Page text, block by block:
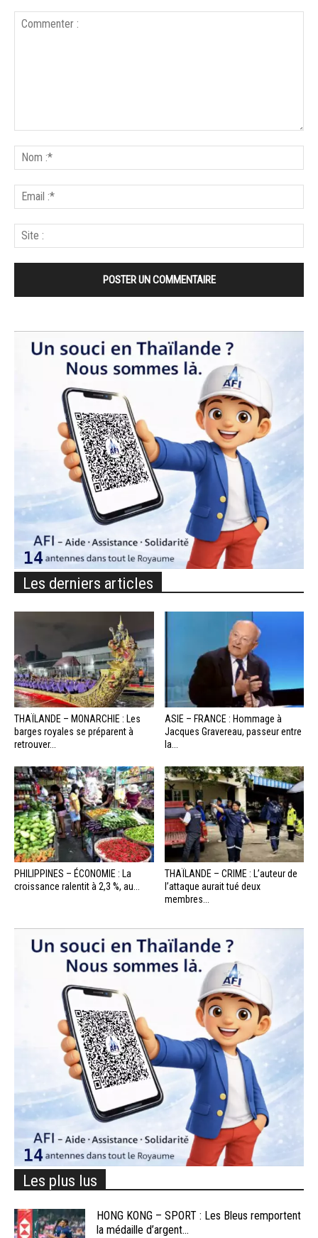
Les derniers articles
THAÏLANDE – MONARCHIE : Les
barges royales se préparent à
retrouver...
ASIE – FRANCE : Hommage à
Jacques Gravereau, passeur entre
la...
PHILIPPINES – ÉCONOMIE : La
croissance ralentit à 2,3 %, au...
THAÏLANDE – CRIME : L’auteur de
l’attaque aurait tué deux
membres...
Les plus lus
HONG KONG – SPORT : Les Bleus remportent
la médaille d’argent...